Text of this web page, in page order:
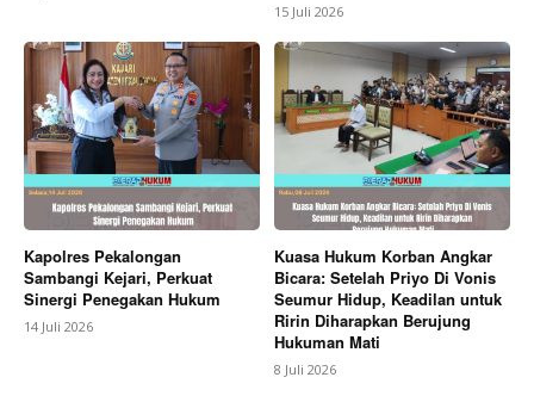
15 Juli 2026
Kapolres Pekalongan
Sambangi Kejari, Perkuat
Sinergi Penegakan Hukum
14 Juli 2026
Kuasa Hukum Korban Angkar
Bicara: Setelah Priyo Di Vonis
Seumur Hidup, Keadilan untuk
Ririn Diharapkan Berujung
Hukuman Mati
8 Juli 2026